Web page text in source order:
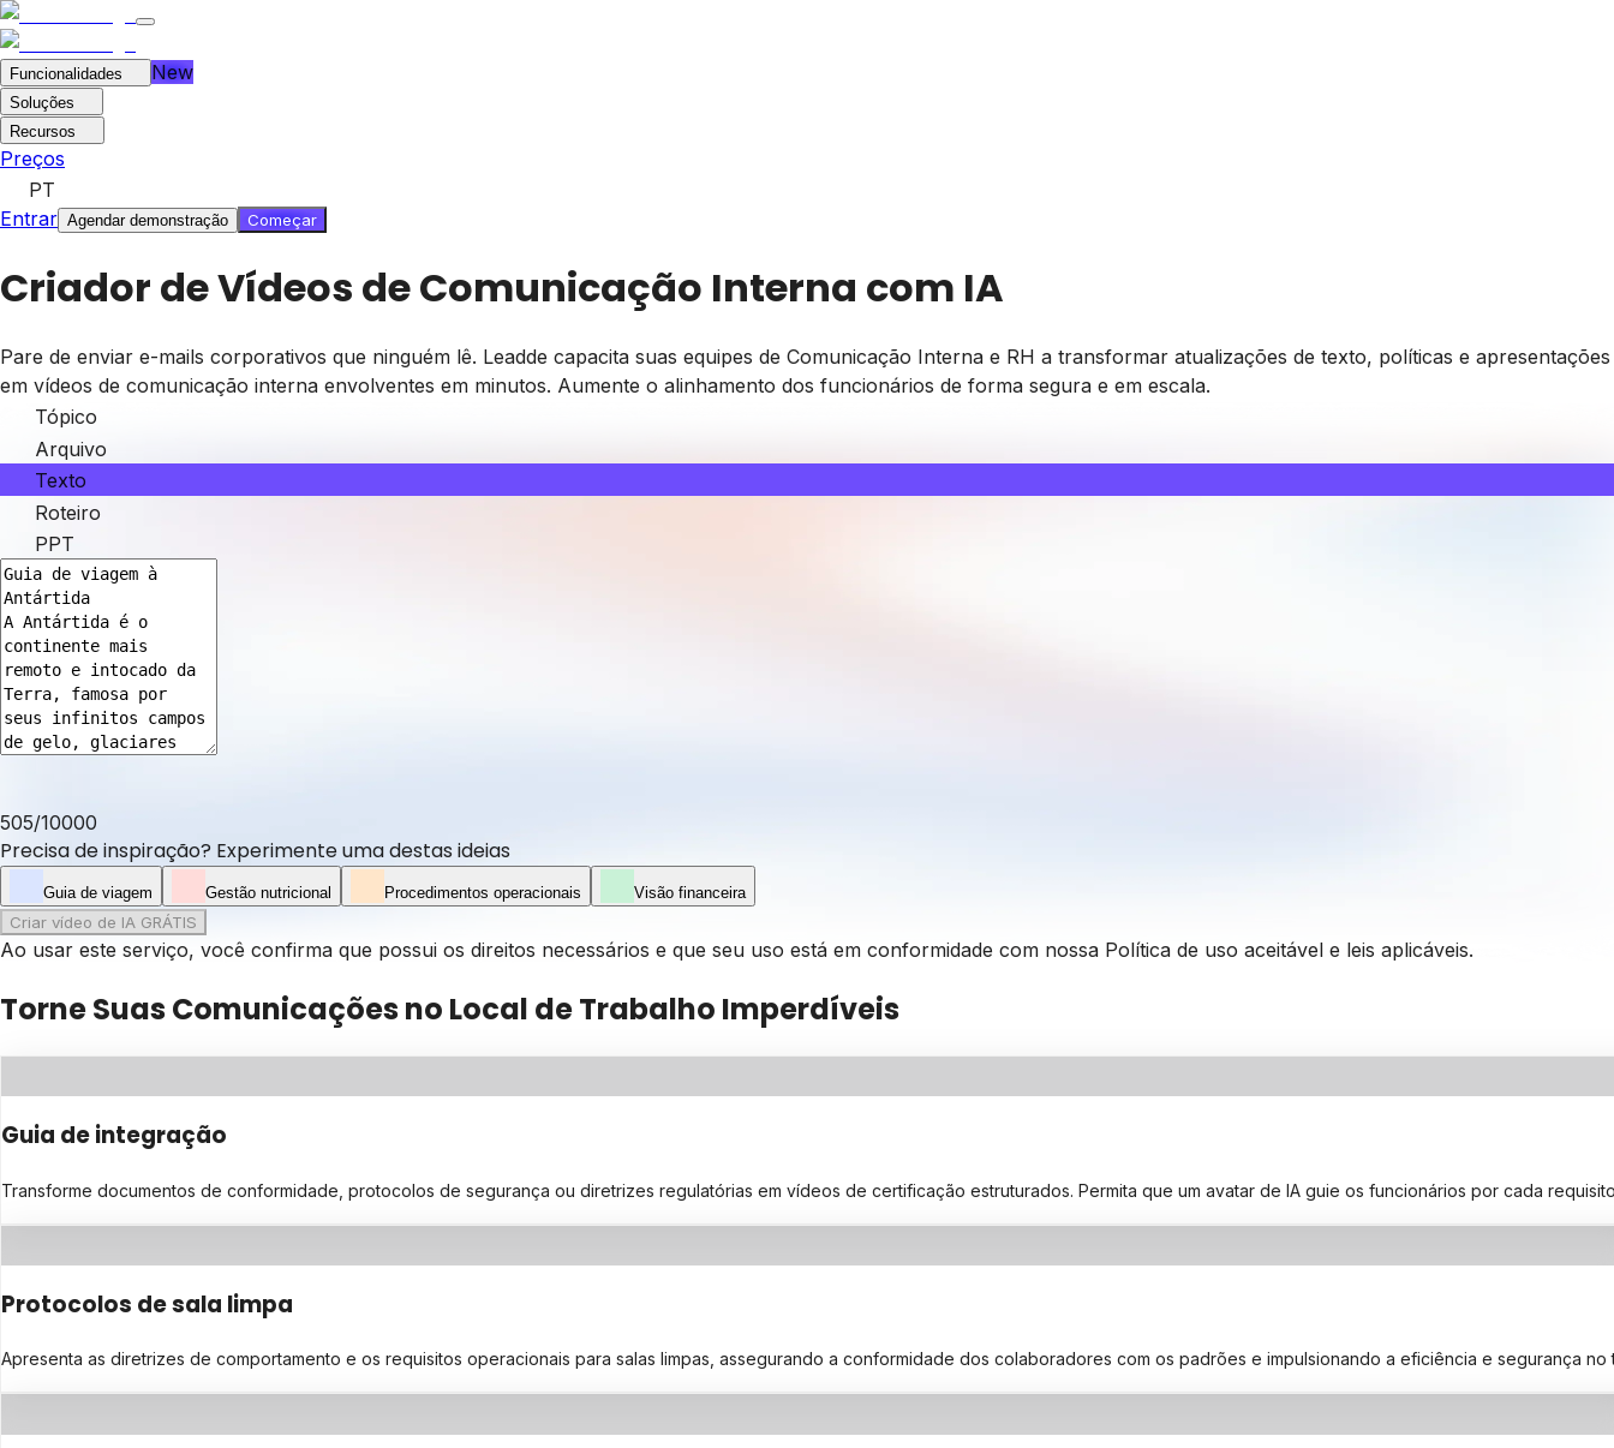
Funcionalidades New
Soluções
Recursos
Preços
PT
Entrar Agendar demonstração Começar
Criador de Vídeos de Comunicação Interna com IA
Pare de enviar e-mails corporativos que ninguém lê. Leadde capacita suas equipes de Comunicação Interna e RH a transformar atualizações de texto, políticas e apresentações
em vídeos de comunicação interna envolventes em minutos. Aumente o alinhamento dos funcionários de forma segura e em escala.
Tópico
Arquivo
Texto
Roteiro
PPT
505/10000
Precisa de inspiração? Experimente uma destas ideias
Guia de viagem Gestão nutricional Procedimentos operacionais Visão financeira
Criar vídeo de IA GRÁTIS
Ao usar este serviço, você confirma que possui os direitos necessários e que seu uso está em conformidade com nossa Política de uso aceitável e leis aplicáveis.
Torne Suas Comunicações no Local de Trabalho Imperdíveis
Guia de integração
Transforme documentos de conformidade, protocolos de segurança ou diretrizes regulatórias em vídeos de certificação estruturados. Permita que um avatar de IA guie os funcionários por cada
Protocolos de sala limpa
Apresenta as diretrizes de comportamento e os requisitos operacionais para salas limpas, assegurando a conformidade dos colaboradores com os padrões e impulsionando a eficiência e segurança no